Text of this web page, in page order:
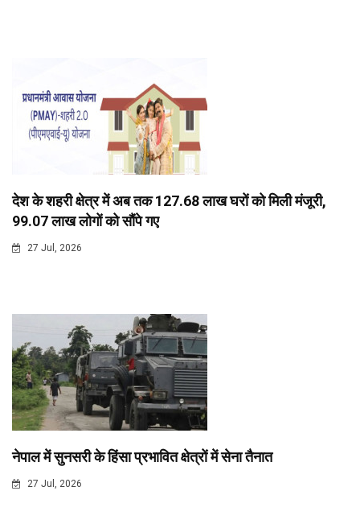
देश के शहरी क्षेत्र में अब तक 127.68 लाख घरों को मिली मंजूरी,
99.07 लाख लोगों को सौंपे गए
27 Jul, 2026
नेपाल में सुनसरी के हिंसा प्रभावित क्षेत्रों में सेना तैनात
27 Jul, 2026